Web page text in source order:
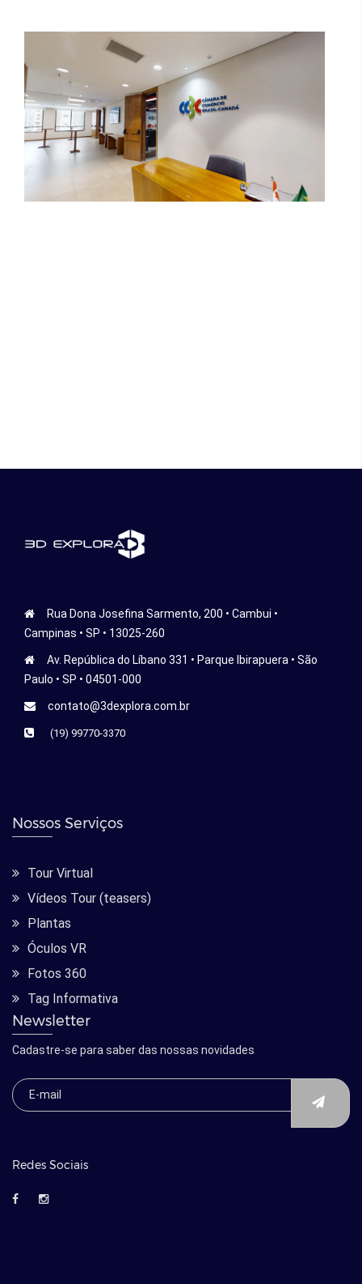
Vitta Vila Maraiana | Sulplan
Rua Dona Josefina Sarmento, 200 • Cambui •
Campinas • SP • 13025-260
Av. República do Líbano 331 • Parque Ibirapuera • São
Paulo • SP • 04501-000
contato@3dexplora.com.br
(19) 99770-3370
Nossos Serviços
Tour Virtual
Vídeos Tour (teasers)
Plantas
Óculos VR
Fotos 360
Tag Informativa
Newsletter
Cadastre-se para saber das nossas novidades
Redes Sociais